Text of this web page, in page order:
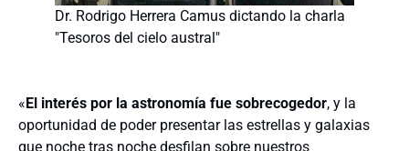
Dr. Rodrigo Herrera Camus dictando la charla
"Tesoros del cielo austral"
« El interés por la astronomía fue sobrecogedor, y la
oportunidad de poder presentar las estrellas y galaxias
que noche tras noche desfilan sobre nuestros